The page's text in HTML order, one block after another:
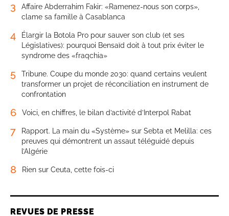
3
Affaire Abderrahim Fakir: «Ramenez-nous son corps»,
clame sa famille à Casablanca
4
Élargir la Botola Pro pour sauver son club (et ses
Législatives): pourquoi Bensaïd doit à tout prix éviter le
syndrome des «fraqchia»
5
Tribune. Coupe du monde 2030: quand certains veulent
transformer un projet de réconciliation en instrument de
confrontation
6 Voici, en chiffres, le bilan d’activité d’Interpol Rabat
7
Rapport. La main du «Système» sur Sebta et Melilla: ces
preuves qui démontrent un assaut téléguidé depuis
l’Algérie
8 Rien sur Ceuta, cette fois-ci
REVUES DE PRESSE